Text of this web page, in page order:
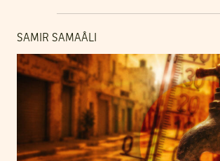
SAMIR SAMAÂLI